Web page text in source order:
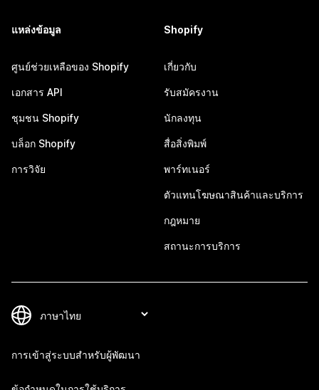
แหล่งข้อมูล
ศูนย์ช่วยเหลือของ Shopify
เอกสาร API
ชุมชน Shopify
บล็อก Shopify
การวิจัย
Shopify
เกี่ยวกับ
รับสมัครงาน
นักลงทุน
สื่อสิ่งพิมพ์
พาร์ทเนอร์
ตัวแทนโฆษณาสินค้าและบริการ
กฎหมาย
สถานะการบริการ
การเข้าสู่ระบบสำหรับผู้พัฒนา